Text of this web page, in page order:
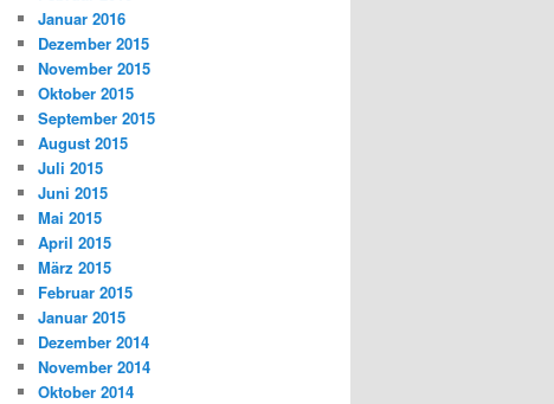
Januar 2016
Dezember 2015
November 2015
Oktober 2015
September 2015
August 2015
Juli 2015
Juni 2015
Mai 2015
April 2015
März 2015
Februar 2015
Januar 2015
Dezember 2014
November 2014
Oktober 2014